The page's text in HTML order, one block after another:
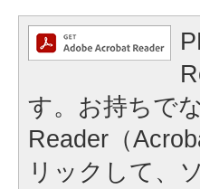
す。お持ちで
Reader（
リックして、